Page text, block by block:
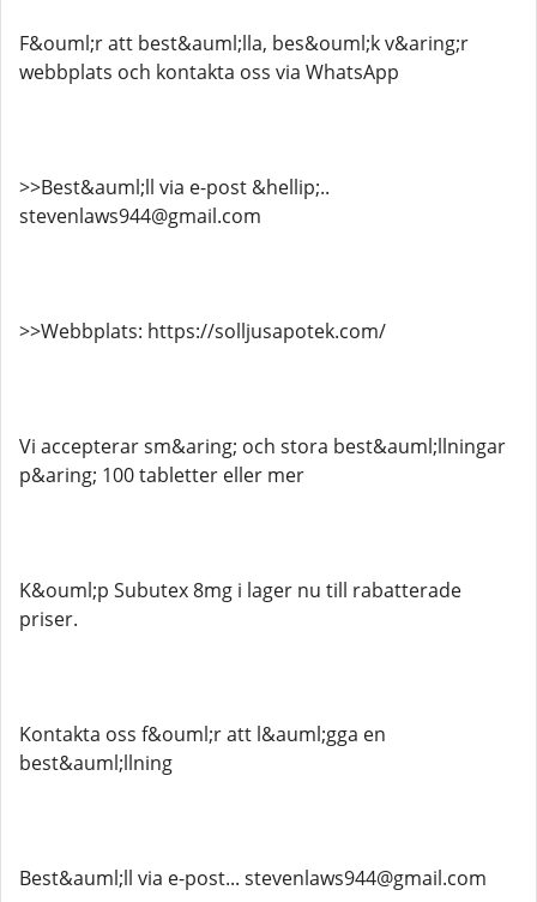
F&ouml;r att best&auml;lla, bes&ouml;k v&aring;r
webbplats och kontakta oss via WhatsApp
>>Best&auml;ll via e-post &hellip;..
stevenlaws944@gmail.com
>>Webbplats: https://solljusapotek.com/
Vi accepterar sm&aring; och stora best&auml;llningar
p&aring; 100 tabletter eller mer
K&ouml;p Subutex 8mg i lager nu till rabatterade
priser.
Kontakta oss f&ouml;r att l&auml;gga en
best&auml;llning
Best&auml;ll via e-post... stevenlaws944@gmail.com